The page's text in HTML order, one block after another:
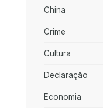
China
Crime
Cultura
Declaração
Economia